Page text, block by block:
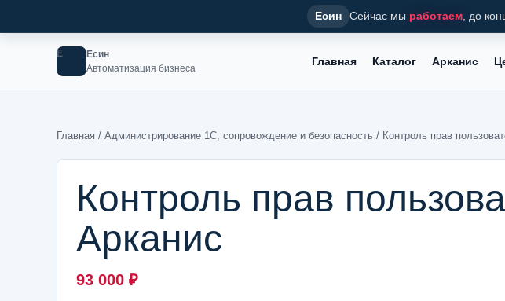
Есин Сейчас мы работаем , до
Е
Есин
Автоматизация бизнеса
Главная Каталог Арканис
Главная / Администрирование 1С, сопровождение и безопасность / Контроль прав
Контроль прав
Арканис
93 000 ₽